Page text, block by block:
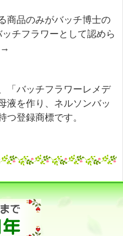
商品のみがバッチ博士の
ッチフラワーとして認めら
→
「バッチフラワーレメデ
液を作り、ネルソンバッ
つ登録商標です。